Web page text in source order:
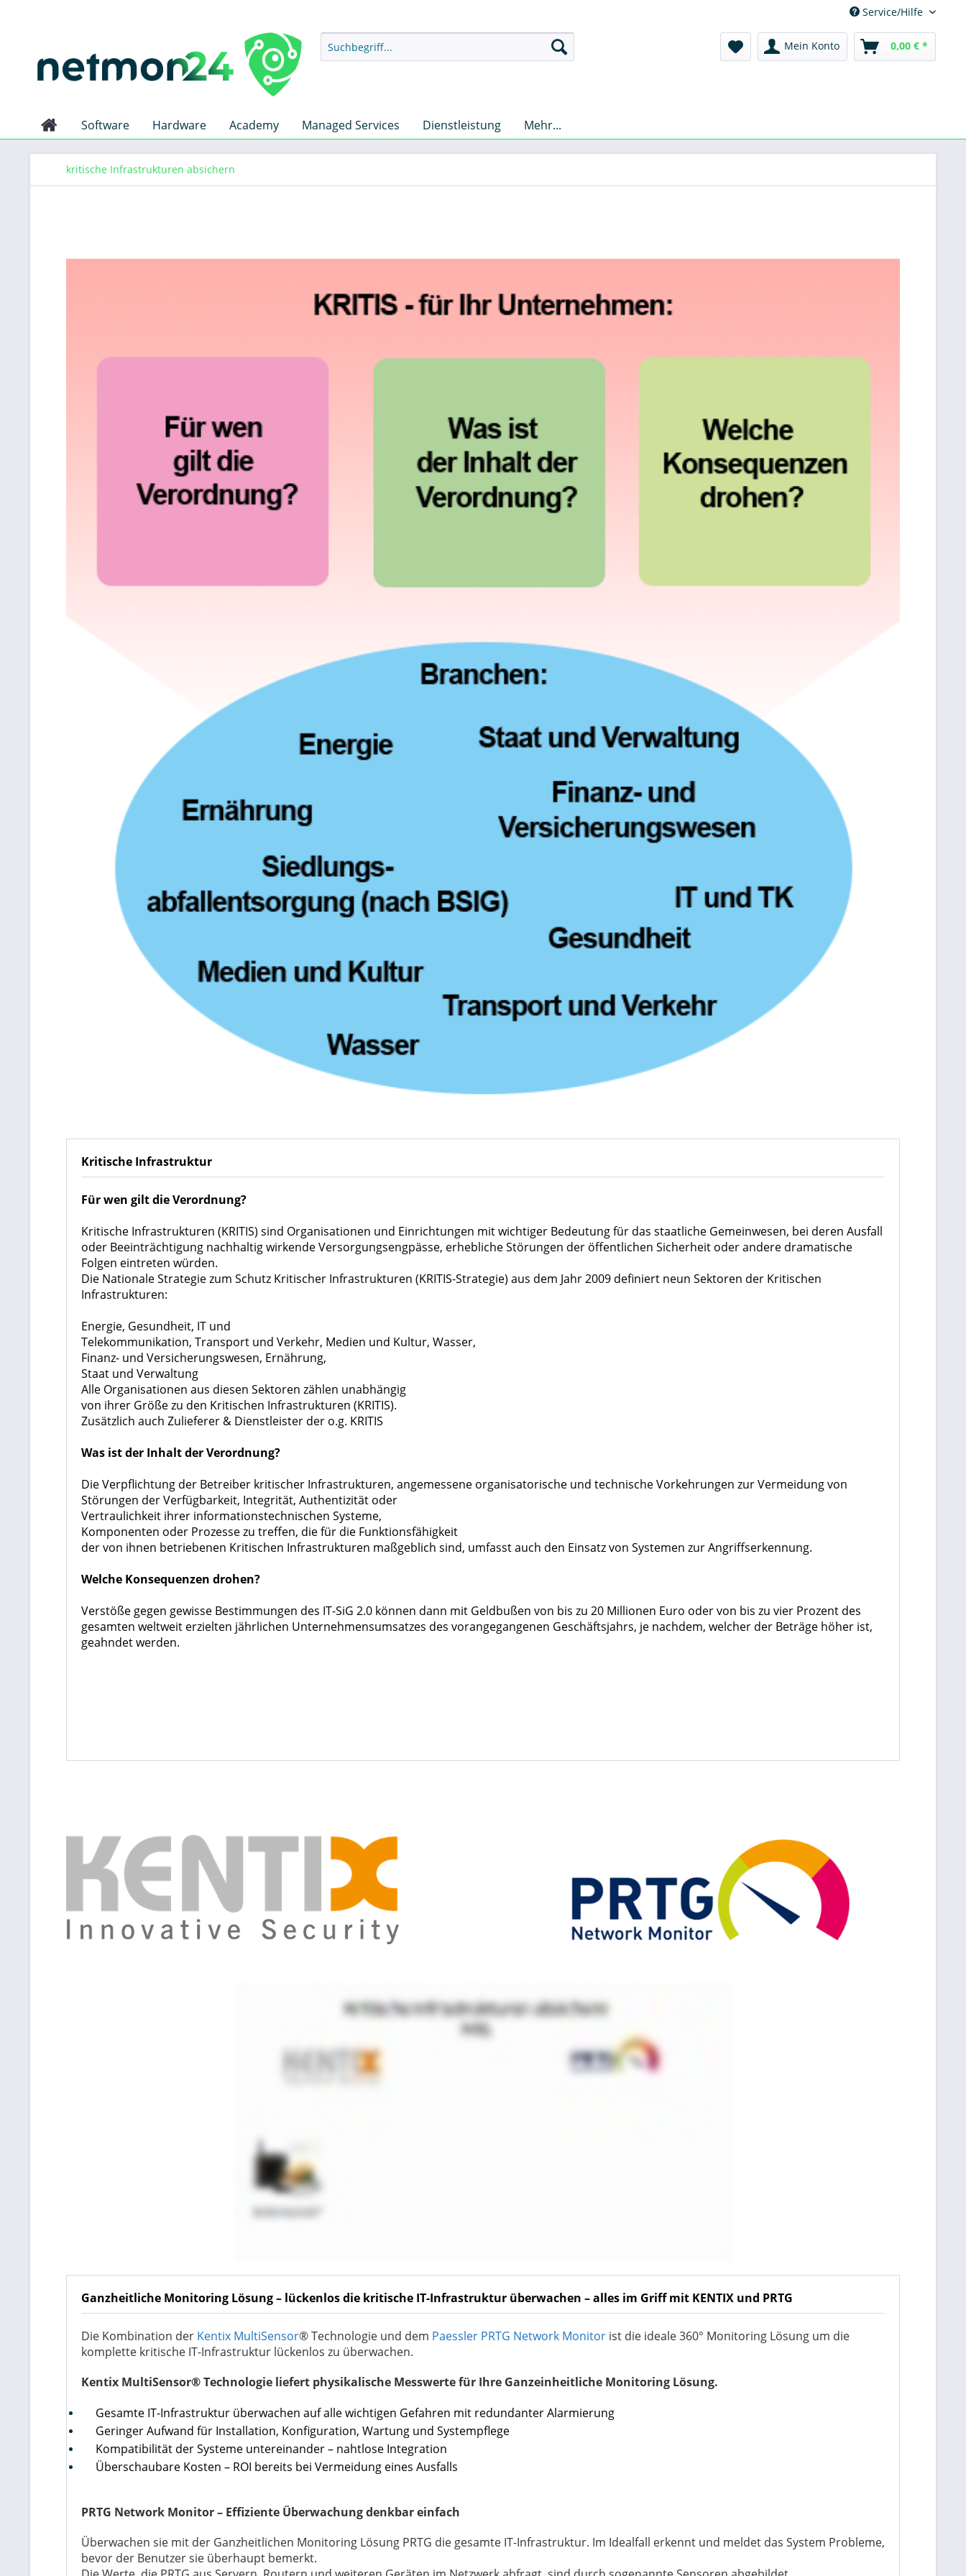
Service/Hilfe
Mein Konto 0,00 € *
Software Hardware Academy Managed Services Dienstleistung Mehr...
kritische Infrastrukturen absichern
Ganzheitliche Monitoring Lösung – lückenlos die kritische IT-Infrastruktur überwachen – alles im Griff mit KENTIX und PRTG
Die Kombination der Kentix MultiSensor® Technologie und dem Paessler PRTG Network Monitor ist die ideale 360° Monitoring Lösung um die
komplette kritische IT-Infrastruktur lückenlos zu überwachen.
Kentix MultiSensor® Technologie liefert physikalische Messwerte für Ihre Ganzeinheitliche Monitoring Lösung.
Gesamte IT-Infrastruktur überwachen auf alle wichtigen Gefahren mit redundanter Alarmierung
Geringer Aufwand für Installation, Konfiguration, Wartung und Systempflege
Kompatibilität der Systeme untereinander – nahtlose Integration
Überschaubare Kosten – ROI bereits bei Vermeidung eines Ausfalls
PRTG Network Monitor – Effiziente Überwachung denkbar einfach
Überwachen sie mit der Ganzheitlichen Monitoring Lösung PRTG die gesamte IT-Infrastruktur. Im Idealfall erkennt und meldet das System Probleme,
bevor der Benutzer sie überhaupt bemerkt.
Kritische Infrastruktur
Für wen gilt die Verordnung?
Kritische Infrastrukturen (KRITIS) sind Organisationen und Einrichtungen mit wichtiger Bedeutung für das staatliche Gemeinwesen, bei deren Ausfall
oder Beeinträchtigung nachhaltig wirkendeVersorgungsengpässe, erhebliche Störungen der öffentlichen Sicherheit oder andere dramatische
Folgen eintreten würden.
Die Nationale Strategie zum Schutz Kritischer Infrastrukturen (KRITIS-Strategie) aus dem Jahr 2009 definiert neun Sektoren der Kritischen
Infrastrukturen:
Energie, Gesundheit, IT und
Telekommunikation, Transport und Verkehr, Medien und Kultur, Wasser,
Finanz- und Versicherungswesen, Ernährung,
Staat und Verwaltung
Alle Organisationen aus diesen Sektoren zählen unabhängig
von ihrer Größe zu den Kritischen Infrastrukturen (KRITIS).
Zusätzlich auch Zulieferer & Dienstleister der o.g. KRITIS
Was ist der Inhalt der Verordnung?
Die Verpflichtung der Betreiber kritischer Infrastrukturen, angemessene organisatorische und technische Vorkehrungen zur Vermeidung von
Störungen derVerfügbarkeit, Integrität, Authentizität oder
Vertraulichkeit ihrer informationstechnischen Systeme,
Komponenten oder Prozesse zu treffen, die für die Funktionsfähigkeit
der von ihnen betriebenen Kritischen Infrastrukturen maßgeblich sind, umfasst auch den Einsatz von Systemen zur Angriffserkennung.
Welche Konsequenzen drohen?
Verstöße gegen gewisse Bestimmungen des IT-SiG 2.0 können dann mit Geldbußen von bis zu 20 Millionen Euro oder von bis zu vier Prozent des
gesamten weltweit erzielten jährlichen Unternehmensumsatzes des vorangegangenen Geschäftsjahrs, je nachdem, welcher der Beträge höher ist,
geahndet werden.